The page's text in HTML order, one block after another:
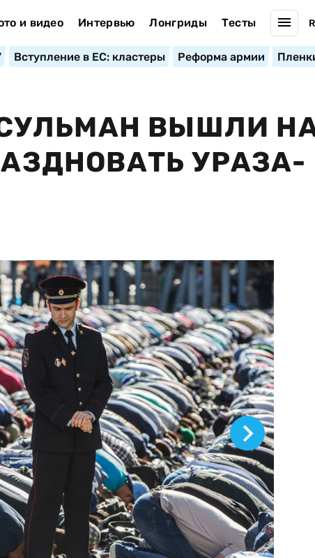
и видео Интервью Лонгриды Тесты
Вступление в ЕС: кластеры Реформа армии
ВЫШЛИ
УРАЗА-